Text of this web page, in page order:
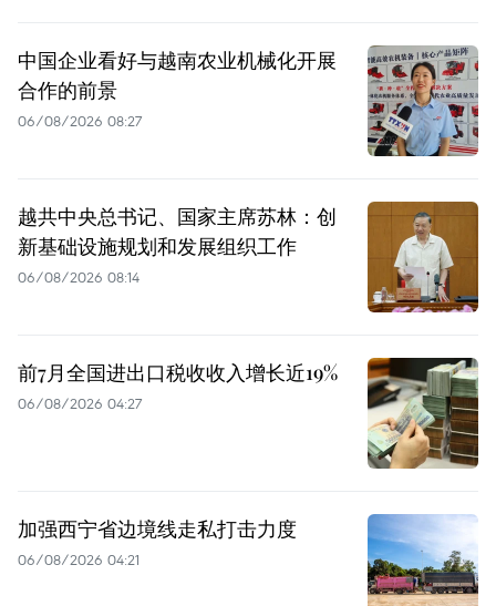
中国企业看好与越南农业机械化开展
合作的前景
06/08/2026 08:27
越共中央总书记、国家主席苏林：创
新基础设施规划和发展组织工作
06/08/2026 08:14
前7月全国进出口税收收入增长近19%
06/08/2026 04:27
加强西宁省边境线走私打击力度
06/08/2026 04:21